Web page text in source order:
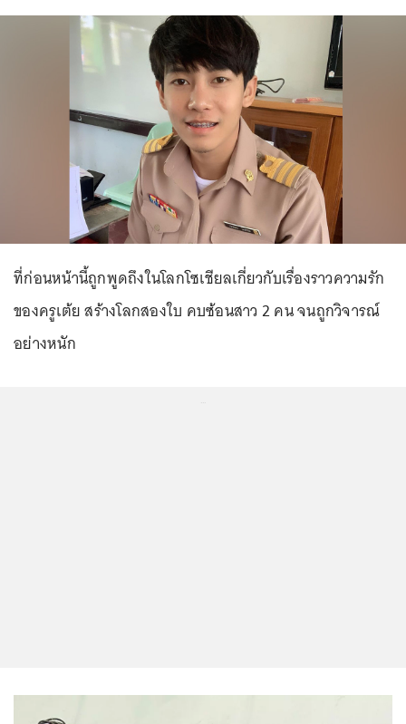
ที่ก่อนหน้านี้ถูกพูดถึงในโลกโซเชียลเกี่ยวกับเรื่องราวความรัก
ของครูเต้ย สร้างโลกสองใบ คบซ้อนสาว 2 คน จนถูกวิจารณ์
อย่างหนัก